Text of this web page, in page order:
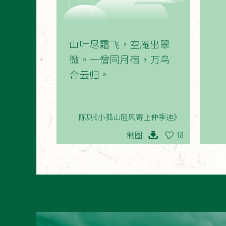
山叶尽霜飞，空庵出翠
微。一僧同月宿，万鸟
合云归。
陈则《小孤山阻风寄止仲季迪》
制图 18